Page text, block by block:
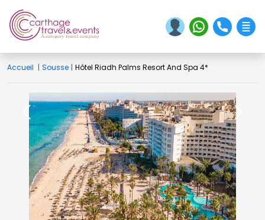
Accueil | Sousse | Hôtel Riadh Palms Resort And Spa 4*
Previous